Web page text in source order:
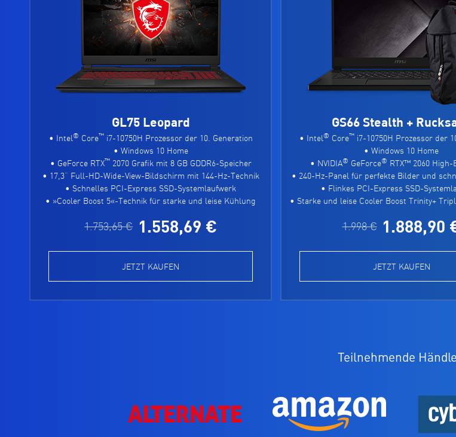
GL75 Leopard
• Intel® Core™i7-10750H Prozessor der 10. Generation
• Windows 10 Home
• GeForce RTX™2070 Grafik mit 8 GB GDDR6-Speicher
• 17,3“ Full-HD-Wide-View-Bildschirm mit 144-Hz-Technik
• Schnelles PCI-Express SSD-Systemlaufwerk
• »Cooler Boost 5«-Technik für starke und leise Kühlung
1.753,65 € 1.558,69 €
JETZT KAUFEN
GS66 Stealth +
• Intel® Core™ i7-10750H Prozessor der
• Windows 10 Home
• NVIDIA® GeForce® RTX™ 2060 High-
• 240-Hz-Panel für perfekte Bilder und
• Flinkes PCI-Express SSD-
• Starke und leise Cooler Boost Trinity+
1.998 € 1.888,90
JETZT KAUFEN
Teilnehmende